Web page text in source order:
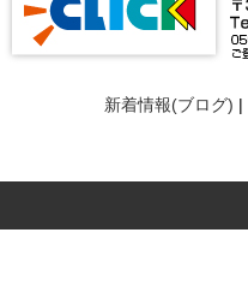
新着情報(ブログ) |